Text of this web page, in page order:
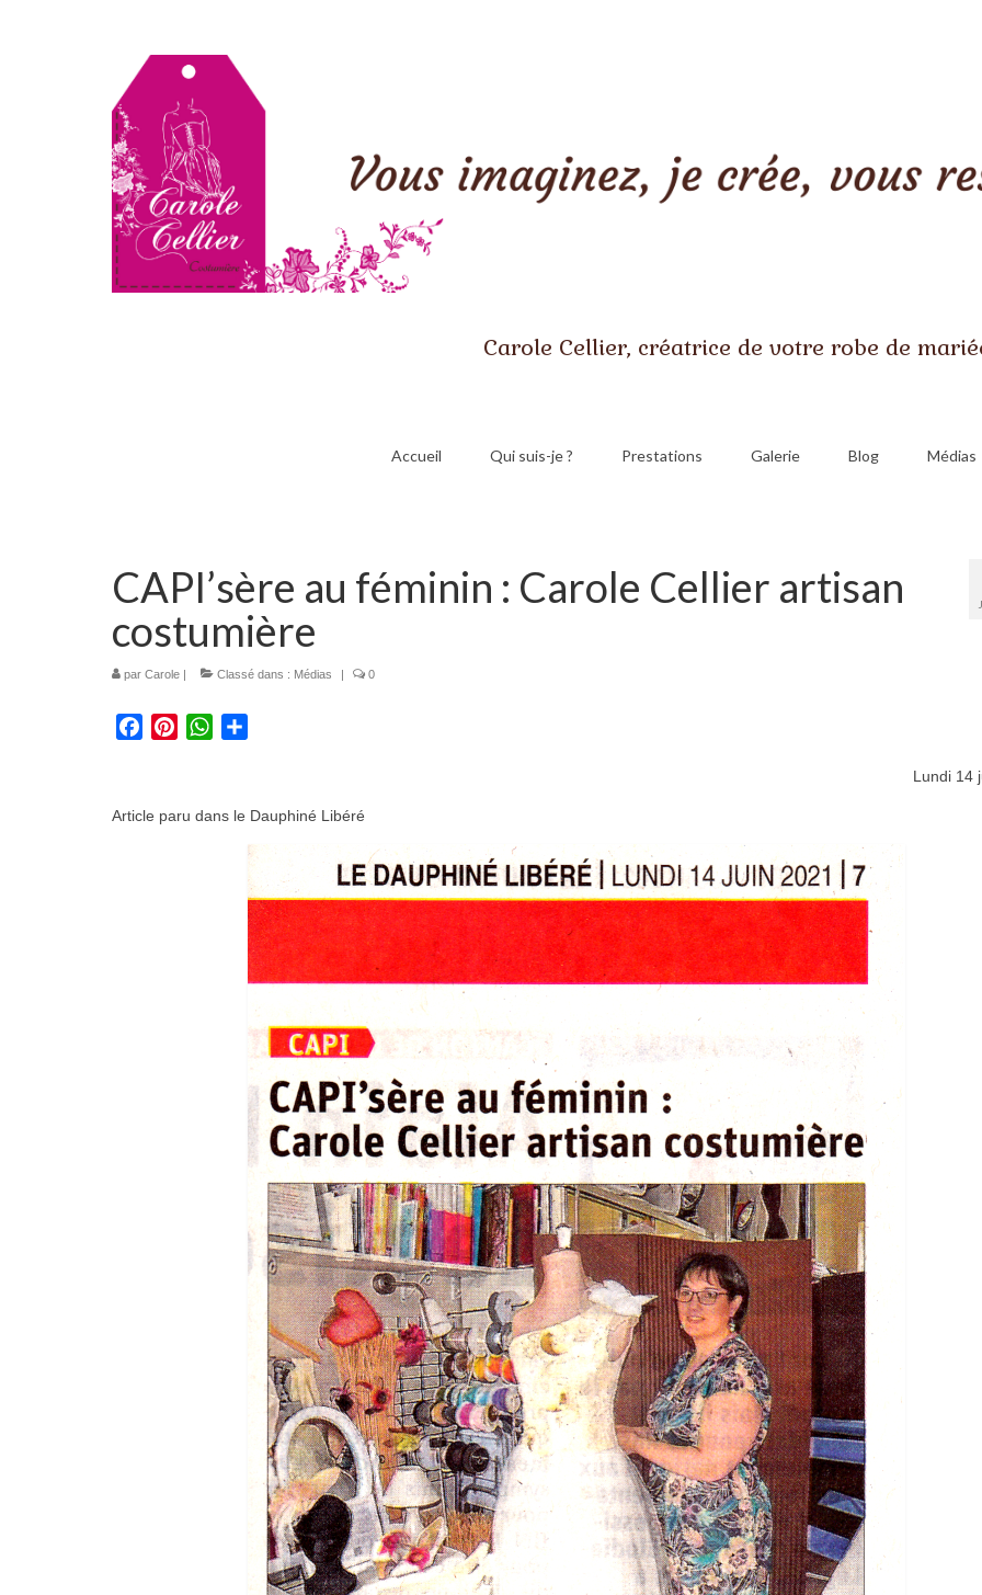
Carole Cellier, créatrice de votre robe de
Accueil Qui suis-je ? Prestations Galerie Blog Médias
CAPI’sère au féminin : Carole Cellier artisan
costumière
par Carole | Classé dans : Médias | 0
FacebookPinterestWhatsApp
Lundi 14
Article paru dans le Dauphiné Libéré